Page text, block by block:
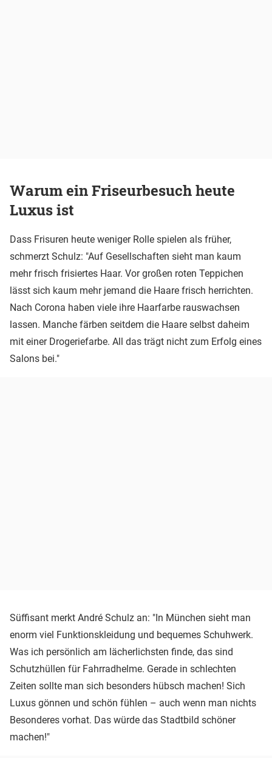
Warum ein Friseurbesuch heute
Luxus ist
Dass Frisuren heute weniger Rolle spielen als früher,
schmerzt Schulz: "Auf Gesellschaften sieht man kaum
mehr frisch frisiertes Haar. Vor großen roten Teppichen
lässt sich kaum mehr jemand die Haare frisch herrichten.
Nach Corona haben viele ihre Haarfarbe rauswachsen
lassen. Manche färben seitdem die Haare selbst daheim
mit einer Drogeriefarbe. All das trägt nicht zum Erfolg eines
Salons bei."
Süffisant merkt André Schulz an: "In München sieht man
enorm viel Funktionskleidung und bequemes Schuhwerk.
Was ich persönlich am lächerlichsten finde, das sind
Schutzhüllen für Fahrradhelme. Gerade in schlechten
Zeiten sollte man sich besonders hübsch machen! Sich
Luxus gönnen und schön fühlen – auch wenn man nichts
Besonderes vorhat. Das würde das Stadtbild schöner
machen!"